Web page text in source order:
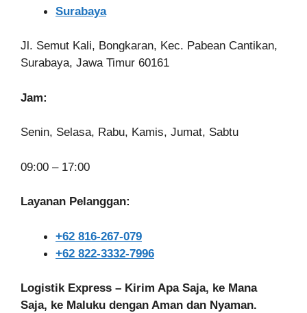
Surabaya
Jl. Semut Kali, Bongkaran, Kec. Pabean Cantikan,
Surabaya, Jawa Timur 60161
Jam:
Senin, Selasa, Rabu, Kamis, Jumat, Sabtu
09:00 – 17:00
Layanan Pelanggan:
+62 816-267-079
+62 822-3332-7996
Logistik Express – Kirim Apa Saja, ke Mana
Saja, ke Maluku dengan Aman dan Nyaman.